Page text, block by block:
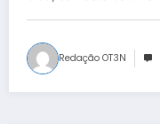
Redação OT3N